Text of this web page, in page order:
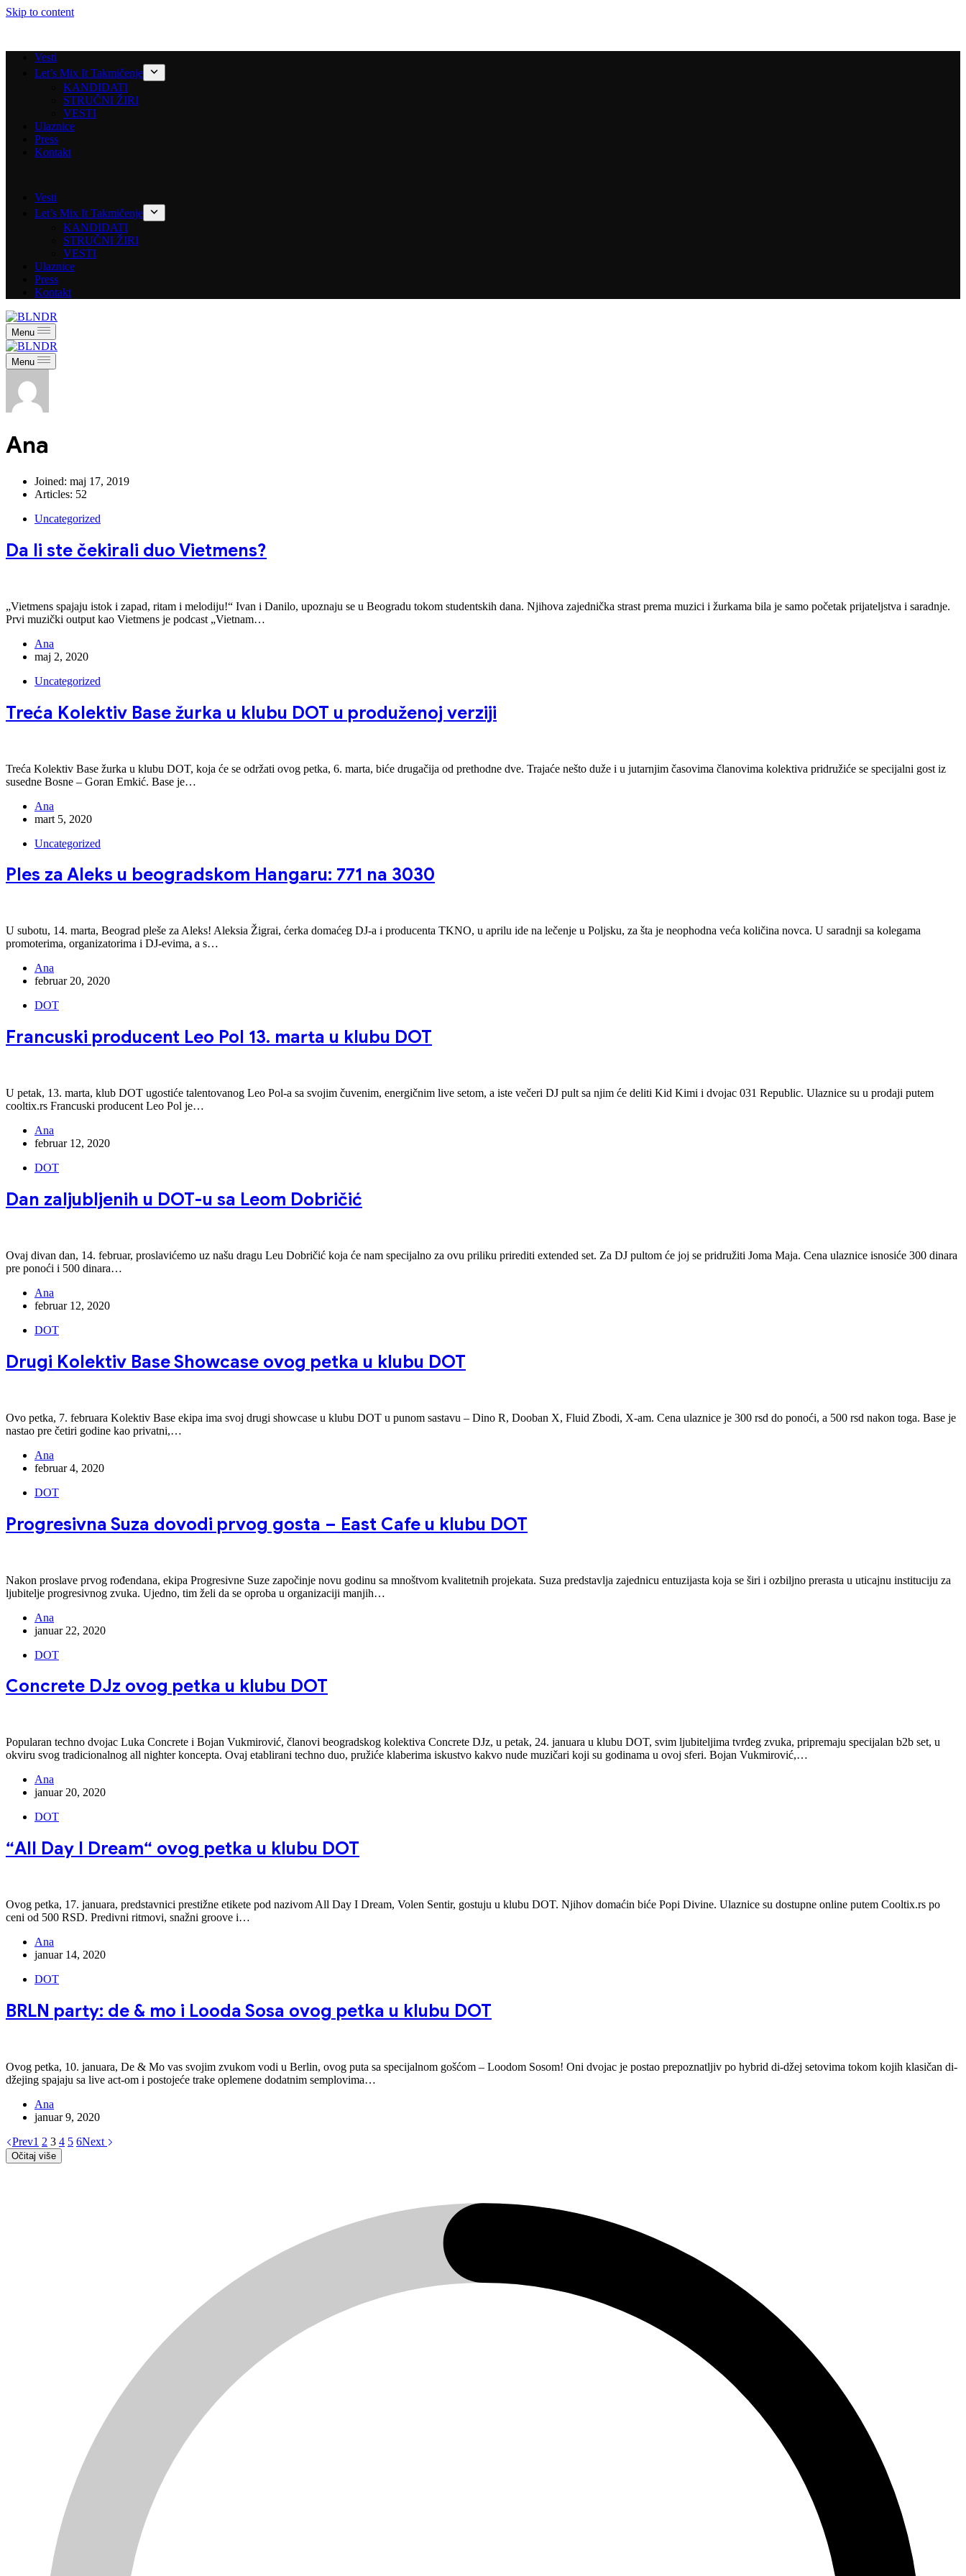
Skip to content
Vesti
Let’s Mix It Takmičenje
KANDIDATI
STRUČNI ŽIRI
VESTI
Ulaznice
Press
Kontakt
Vesti
Let’s Mix It Takmičenje
KANDIDATI
STRUČNI ŽIRI
VESTI
Ulaznice
Press
Kontakt
Menu
Menu
Ana
Joined: maj 17, 2019
Articles: 52
Uncategorized
Da li ste čekirali duo Vietmens?
„Vietmens spajaju istok i zapad, ritam i melodiju!“ Ivan i Danilo, upoznaju se u Beogradu tokom studentskih dana. Njihova zajednička strast prema muzici i žurkama bila je samo početak prijateljstva i saradnje.
Prvi muzički output kao Vietmens je podcast „Vietnam…
Ana
maj 2, 2020
Uncategorized
Treća Kolektiv Base žurka u klubu DOT u produženoj verziji
Treća Kolektiv Base žurka u klubu DOT, koja će se održati ovog petka, 6. marta, biće drugačija od prethodne dve. Trajaće nešto duže i u jutarnjim časovima članovima kolektiva pridružiće se specijalni gost iz
susedne Bosne – Goran Emkić. Base je…
Ana
mart 5, 2020
Uncategorized
Ples za Aleks u beogradskom Hangaru: 771 na 3030
U subotu, 14. marta, Beograd pleše za Aleks! Aleksia Žigrai, ćerka domaćeg DJ-a i producenta TKNO, u aprilu ide na lečenje u Poljsku, za šta je neophodna veća količina novca. U saradnji sa kolegama
promoterima, organizatorima i DJ-evima, a s…
Ana
februar 20, 2020
DOT
Francuski producent Leo Pol 13. marta u klubu DOT
U petak, 13. marta, klub DOT ugostiće talentovanog Leo Pol-a sa svojim čuvenim, energičnim live setom, a iste večeri DJ pult sa njim će deliti Kid Kimi i dvojac 031 Republic. Ulaznice su u prodaji putem
cooltix.rs Francuski producent Leo Pol je…
Ana
februar 12, 2020
DOT
Dan zaljubljenih u DOT-u sa Leom Dobričić
Ovaj divan dan, 14. februar, proslavićemo uz našu dragu Leu Dobričić koja će nam specijalno za ovu priliku prirediti extended set. Za DJ pultom će joj se pridružiti Joma Maja. Cena ulaznice isnosiće 300 dinara
pre ponoći i 500 dinara…
Ana
februar 12, 2020
DOT
Drugi Kolektiv Base Showcase ovog petka u klubu DOT
Ovo petka, 7. februara Kolektiv Base ekipa ima svoj drugi showcase u klubu DOT u punom sastavu – Dino R, Dooban X, Fluid Zbodi, X-am. Cena ulaznice je 300 rsd do ponoći, a 500 rsd nakon toga. Base je
nastao pre četiri godine kao privatni,…
Ana
februar 4, 2020
DOT
Progresivna Suza dovodi prvog gosta – East Cafe u klubu DOT
Nakon proslave prvog rođendana, ekipa Progresivne Suze započinje novu godinu sa mnoštvom kvalitetnih projekata. Suza predstavlja zajednicu entuzijasta koja se širi i ozbiljno prerasta u uticajnu instituciju za
ljubitelje progresivnog zvuka. Ujedno, tim želi da se oproba u organizaciji manjih…
Ana
januar 22, 2020
DOT
Concrete DJz ovog petka u klubu DOT
Popularan techno dvojac Luka Concrete i Bojan Vukmirović, članovi beogradskog kolektiva Concrete DJz, u petak, 24. januara u klubu DOT, svim ljubiteljima tvrđeg zvuka, pripremaju specijalan b2b set, u
okviru svog tradicionalnog all nighter koncepta. Ovaj etablirani techno duo, pružiće klaberima iskustvo kakvo nude muzičari koji su godinama u ovoj sferi. Bojan Vukmirović,…
Ana
januar 20, 2020
DOT
“All Day I Dream“ ovog petka u klubu DOT
Ovog petka, 17. januara, predstavnici prestižne etikete pod nazivom All Day I Dream, Volen Sentir, gostuju u klubu DOT. Njihov domaćin biće Popi Divine. Ulaznice su dostupne online putem Cooltix.rs po
ceni od 500 RSD. Predivni ritmovi, snažni groove i…
Ana
januar 14, 2020
DOT
BRLN party: de & mo i Looda Sosa ovog petka u klubu DOT
Ovog petka, 10. januara, De & Mo vas svojim zvukom vodi u Berlin, ovog puta sa specijalnom gošćom – Loodom Sosom! Oni dvojac je postao prepoznatljiv po hybrid di-džej setovima tokom kojih klasičan di-
džejing spajaju sa live act-om i postojeće trake oplemene dodatnim semplovima…
Ana
januar 9, 2020
Prev1 2 3 4 5 6Next
Očitaj više